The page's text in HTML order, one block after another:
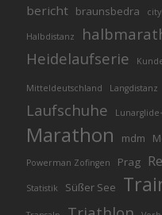
bericht braunsbedra
Halbdistanz
Heidelaufserie
Mitteldeutschland Langdistanz
Laufschuhe
Marathon mdm
Powerman Zofingen Prag
Statistik Süßer See